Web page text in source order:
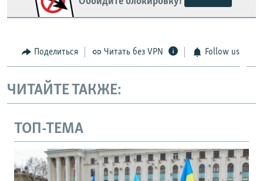
Поделиться Читать без VPN Follow us
ЧИТАЙТЕ ТАКЖЕ:
ТОП-ТЕМА